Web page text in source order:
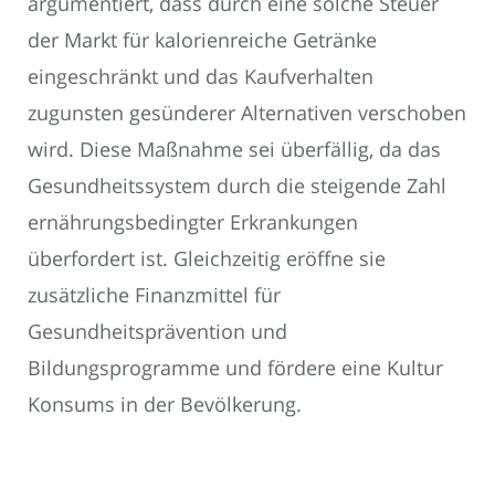
der Markt für kalorienreiche Getränke
eingeschränkt und das Kaufverhalten
zugunsten gesünderer Alternativen verschoben
wird. Diese Maßnahme sei überfällig, da das
Gesundheitssystem durch die steigende Zahl
ernährungsbedingter Erkrankungen
überfordert ist. Gleichzeitig eröffne sie
zusätzliche Finanzmittel für
Gesundheitsprävention und
Bildungsprogramme und fördere eine Kultur
Konsums in der Bevölkerung.